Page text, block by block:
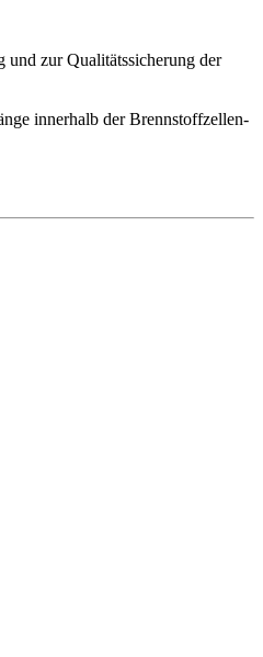
und zur Qualitätssicherung der
innerhalb der Brennstoffzellen-